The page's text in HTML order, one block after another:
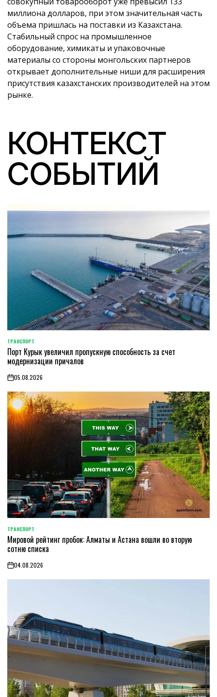
миллиона долларов, при этом значительная часть
объема пришлась на поставки из Казахстана.
Стабильный спрос на промышленное
оборудование, химикаты и упаковочные
материалы со стороны монгольских партнеров
открывает дополнительные ниши для расширения
присутствия казахстанских производителей на этом
рынке.
КОНТЕКСТ
СОБЫТИЙ
POSTED
IN
ТРАНСПОРТ
Порт Курык увеличил пропускную способность за счет
модернизации причалов
on05.08.2026
POSTED
IN
ТРАНСПОРТ
Мировой рейтинг пробок: Алматы и Астана вошли во вторую
сотню списка
on04.08.2026